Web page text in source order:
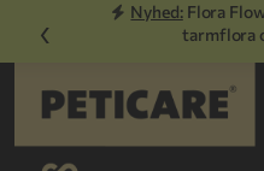
‹
Nyhed:Flora
tarmflora